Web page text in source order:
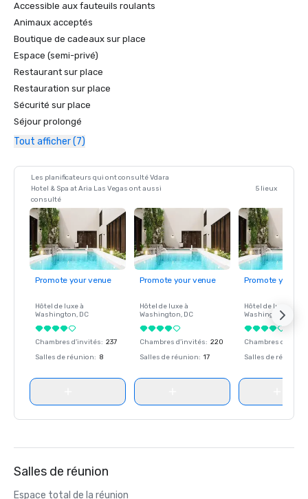
Accessible aux fauteuils roulants
Animaux acceptés
Boutique de cadeaux sur place
Espace (semi-privé)
Restaurant sur place
Restauration sur place
Sécurité sur place
Séjour prolongé
Tout afficher (7)
Les planificateurs qui ont consulté Vdara
Hotel & Spa at Aria Las Vegas ont aussi
consulté
5 lieux
Promote your venue
Hôtel de luxe à
Washington, DC
Chambres d'invités: 237
Salles de réunion: 8
Promote your venue
Hôtel de luxe à
Washington, DC
Chambres d'invités: 220
Salles de réunion: 17
Promote your
Hôtel de luxe à
Washington
Chambres
Salles de réunion
Salles de réunion
Espace total de la réunion